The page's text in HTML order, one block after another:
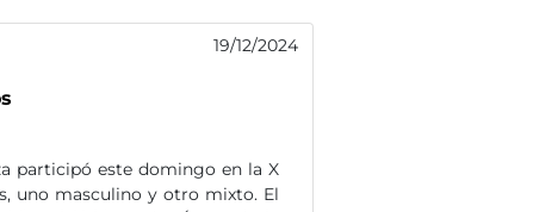
19/12/2024
participó este domingo en la X
uno masculino y otro mixto. El